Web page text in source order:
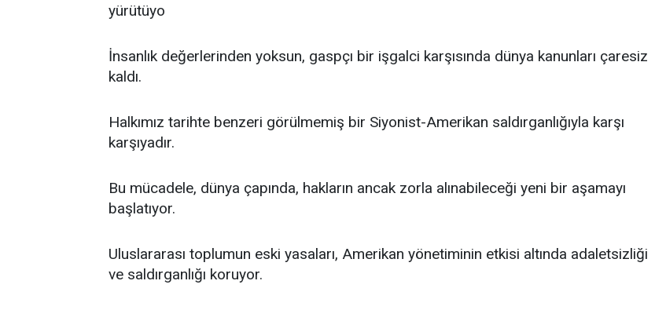
yürütüyo
İnsanlık değerlerinden yoksun, gaspçı bir işgalci karşısında dünya kanunları çaresiz
kaldı.
Halkımız tarihte benzeri görülmemiş bir Siyonist-Amerikan saldırganlığıyla karşı
karşıyadır.
Bu mücadele, dünya çapında, hakların ancak zorla alınabileceği yeni bir aşamayı
başlatıyor.
Uluslararası toplumun eski yasaları, Amerikan yönetiminin etkisi altında adaletsizliği
ve saldırganlığı koruyor.